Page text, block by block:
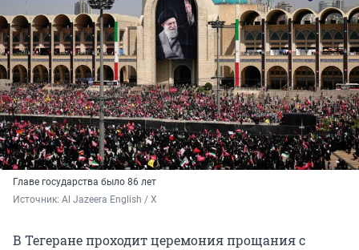
Главе государства было 86 лет
Источник: Al Jazeera English / Х
В Тегеране проходит церемония прощания с